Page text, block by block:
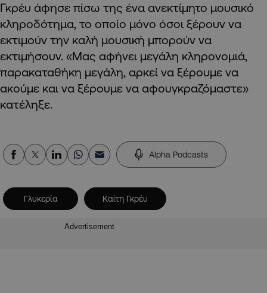
Γκρέυ άφησε πίσω της ένα ανεκτίμητο μουσικό
κληροδότημα, το οποίο μόνο όσοι ξέρουν να
εκτιμούν την καλή μουσική μπορούν να
εκτιμήσουν. «Μας αφήνει μεγάλη κληρονομιά,
παρακαταθήκη μεγάλη, αρκεί να ξέρουμε να
ακούμε και να ξέρουμε να αφουγκραζόμαστε»
κατέληξε.
Alpha Podcasts
Γλυκερία Καίτη Γκρέυ
Advertisement